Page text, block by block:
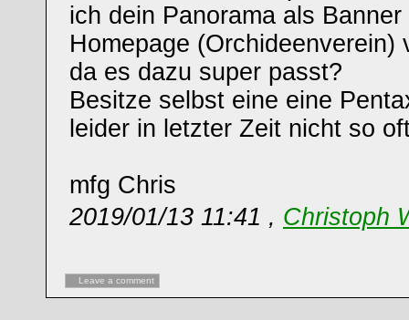
ich dein Panorama als
Homepage (Orchideenverein)
da es dazu super passt?
Besitze selbst eine eine
leider in letzter Zeit nicht so
mfg Chris
2019/01/13 11:41 , Christoph
Leave a comment